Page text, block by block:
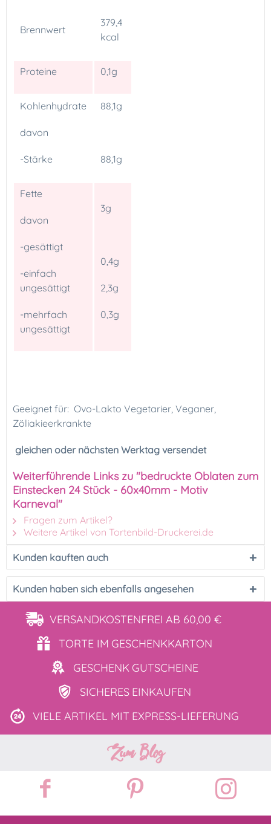
Brennwert
379,4
kcal
Proteine 0,1g
Kohlenhydrate
davon
-Stärke
88,1g
88,1g
Fette
davon
-gesättigt
-einfach
ungesättigt
-mehrfach
ungesättigt
3g
0,4g
2,3g
0,3g
Geeignet für: Ovo-Lakto Vegetarier, Veganer,
Zöliakieerkrankte
gleichen oder nächsten Werktag versendet
Weiterführende Links zu "bedruckte Oblaten zum
Einstecken 24 Stück - 60x40mm - Motiv
Karneval"
Fragen zum Artikel?
Weitere Artikel von Tortenbild-Druckerei.de
Kunden kauften auch
Kunden haben sich ebenfalls angesehen
VERSANDKOSTENFREI AB 60,00 €
TORTE IM GESCHENKKARTON
GESCHENK GUTSCHEINE
SICHERES EINKAUFEN
VIELE ARTIKEL MIT EXPRESS-LIEFERUNG
Zum Blog